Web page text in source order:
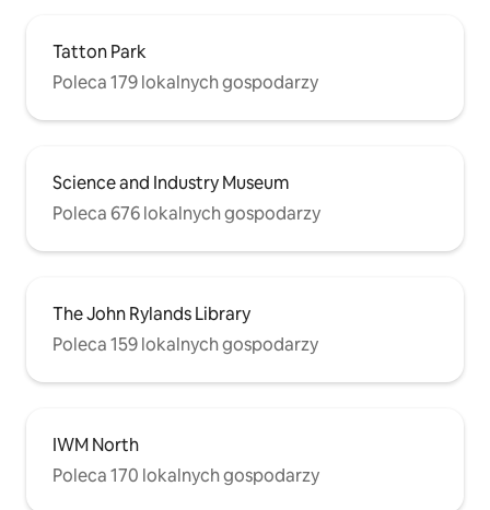
Tatton Park
Poleca 179 lokalnych gospodarzy
Science and Industry Museum
Poleca 676 lokalnych gospodarzy
The John Rylands Library
Poleca 159 lokalnych gospodarzy
IWM North
Poleca 170 lokalnych gospodarzy